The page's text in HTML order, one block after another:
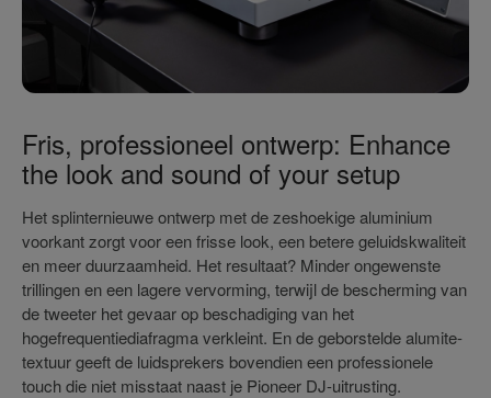
Fris, professioneel ontwerp: Enhance
the look and sound of your setup
Het splinternieuwe ontwerp met de zeshoekige aluminium
voorkant zorgt voor een frisse look, een betere geluidskwaliteit
en meer duurzaamheid. Het resultaat? Minder ongewenste
trillingen en een lagere vervorming, terwijl de bescherming van
de tweeter het gevaar op beschadiging van het
hogefrequentiediafragma verkleint. En de geborstelde alumite-
textuur geeft de luidsprekers bovendien een professionele
touch die niet misstaat naast je Pioneer DJ-uitrusting.